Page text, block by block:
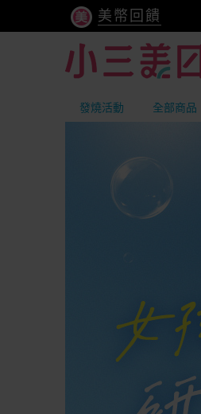
美幣回饋
發燒活動 全部商品